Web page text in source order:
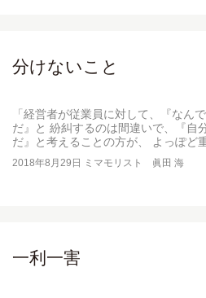
分けないこと
「経営者が従業員に対して、『なん
だ』と 紛糾するのは間違いで、『自
だ』と考えることの方が、 よっぽ
2018年8月29日 ミマモリスト 眞田 海
一利一害